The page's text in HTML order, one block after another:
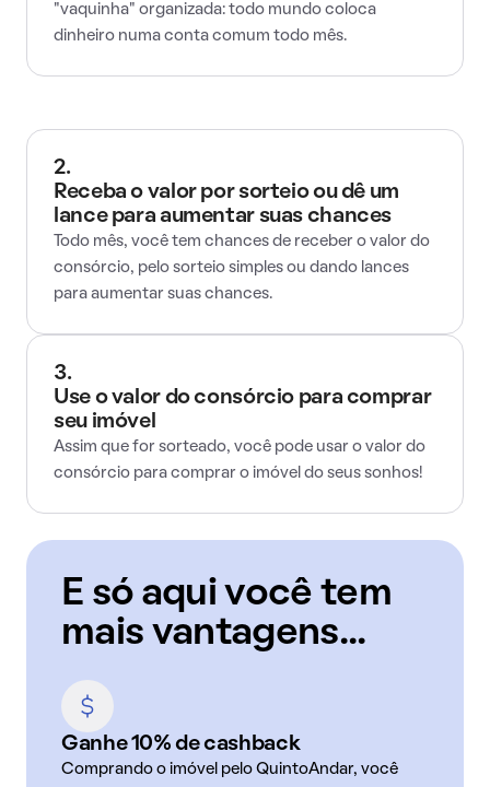
"vaquinha" organizada: todo mundo coloca
dinheiro numa conta comum todo mês.
2.
Receba o valor por sorteio ou dê um
lance para aumentar suas chances
Todo mês, você tem chances de receber o valor do
consórcio, pelo sorteio simples ou dando lances
para aumentar suas chances.
3.
Use o valor do consórcio para comprar
seu imóvel
Assim que for sorteado, você pode usar o valor do
consórcio para comprar o imóvel do seus sonhos!
E só aqui você tem
mais vantagens...
Ganhe 10% de cashback
Comprando o imóvel pelo QuintoAndar, você